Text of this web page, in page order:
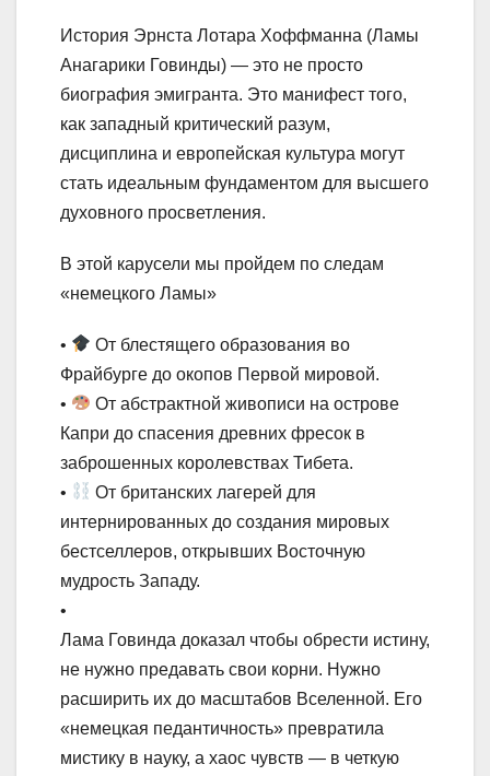
История Эрнста Лотара Хоффманна (Ламы
Анагарики Говинды) — это не просто
биография эмигранта. Это манифест того,
как западный критический разум,
дисциплина и европейская культура могут
стать идеальным фундаментом для высшего
духовного просветления.
В этой карусели мы пройдем по следам
«немецкого Ламы»
•
От блестящего образования во
Фрайбурге до окопов Первой мировой.
•
От абстрактной живописи на острове
Капри до спасения древних фресок в
заброшенных королевствах Тибета.
•
От британских лагерей для
интернированных до создания мировых
бестселлеров, открывших Восточную
мудрость Западу.
•
Лама Говинда доказал чтобы обрести истину,
не нужно предавать свои корни. Нужно
расширить их до масштабов Вселенной. Его
«немецкая педантичность» превратила
мистику в науку, а хаос чувств — в четкую